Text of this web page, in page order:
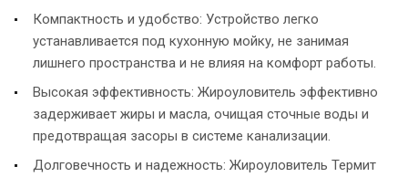
Компактность и удобство: Устройство легко
устанавливается под кухонную мойку, не занимая
лишнего пространства и не влияя на комфорт работы.
Высокая эффективность: Жироуловитель эффективно
задерживает жиры и масла, очищая сточные воды и
предотвращая засоры в системе канализации.
Долговечность и надежность: Жироуловитель Термит